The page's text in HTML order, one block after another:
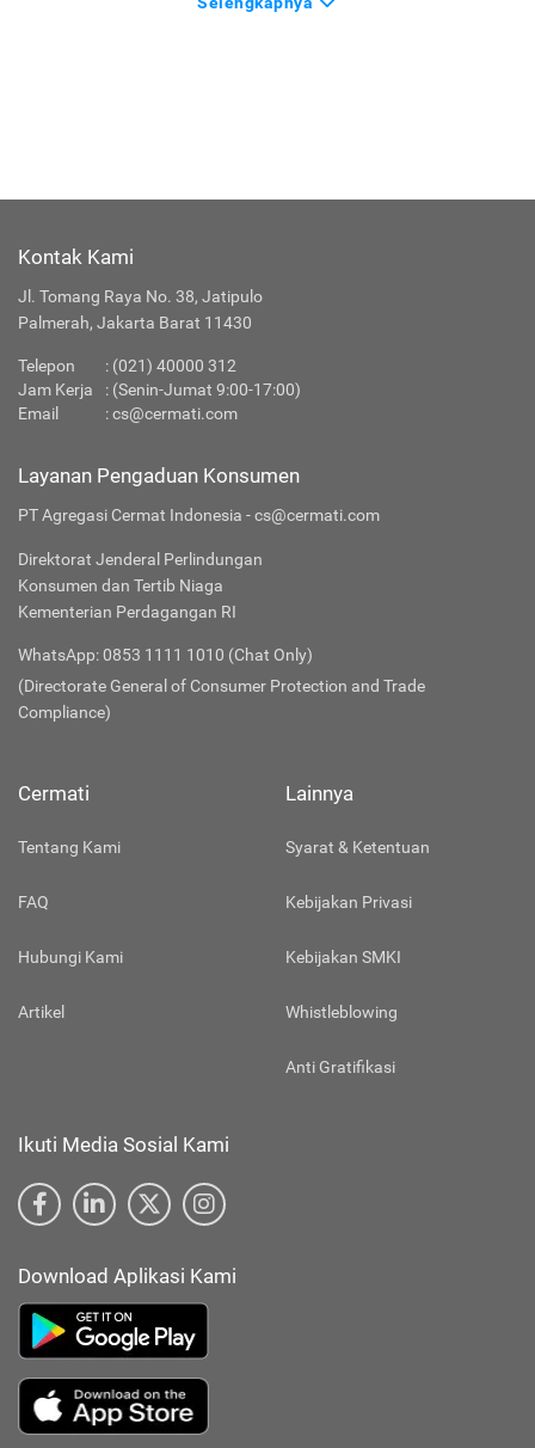
Kontak Kami
Jl. Tomang Raya No. 38, Jatipulo
Palmerah, Jakarta Barat 11430
Telepon : (021) 40000 312
Jam Kerja
: (Senin-Jumat 9:00-17:00)
Email
:cs@cermati.com
Layanan Pengaduan Konsumen
PT Agregasi Cermat Indonesia - cs@cermati.com
Direktorat Jenderal Perlindungan
Konsumen dan Tertib Niaga
Kementerian Perdagangan RI
WhatsApp: 0853 1111 1010 (Chat Only)
(Directorate General of Consumer Protection and Trade
Compliance)
Cermati
Tentang Kami
FAQ
Hubungi Kami
Artikel
Lainnya
Syarat & Ketentuan
Kebijakan Privasi
Kebijakan SMKI
Whistleblowing
Anti Gratifikasi
Ikuti Media Sosial Kami
Download Aplikasi Kami